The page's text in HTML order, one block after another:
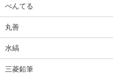
ぺんてる
丸善
水縞
三菱鉛筆